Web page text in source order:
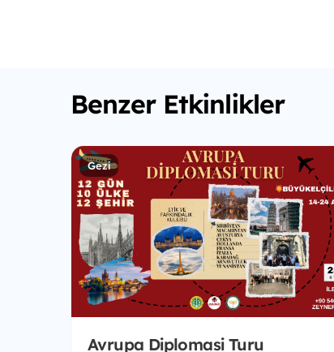
Benzer Etkinlikler
Gezi
Avrupa Diplomasi Turu